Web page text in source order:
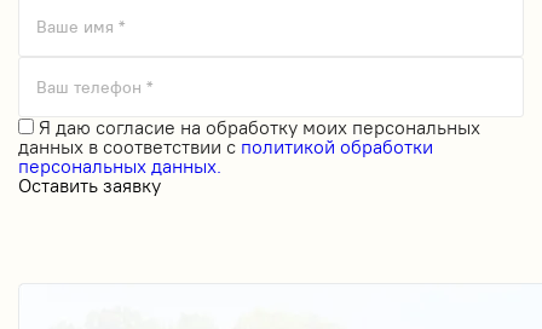
Ваше имя *
Ваш телефон *
Я даю согласие на обработку моих персональных
данных в соответствии с политикой обработки
персональных данных.
Оставить заявку